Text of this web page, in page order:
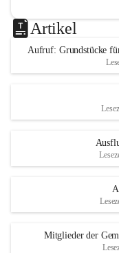
Artikel
Aufruf: Grundstücke
Mitglieder der